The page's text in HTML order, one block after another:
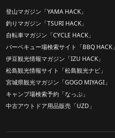
登山マガジン「YAMA HACK」
釣りマガジン「TSURI HACK」
自転車マガジン「CYCLE HACK」
バーベキュー場検索サイト「BBQ HACK」
伊豆観光情報マガジン「IZU HACK」
松島観光情報サイト「松島観光ナビ」
宮城県観光マガジン「GOGO MIYAGI」
キャンプ場検索予約「なっぷ」
中古アウトドア用品販売「UZD」